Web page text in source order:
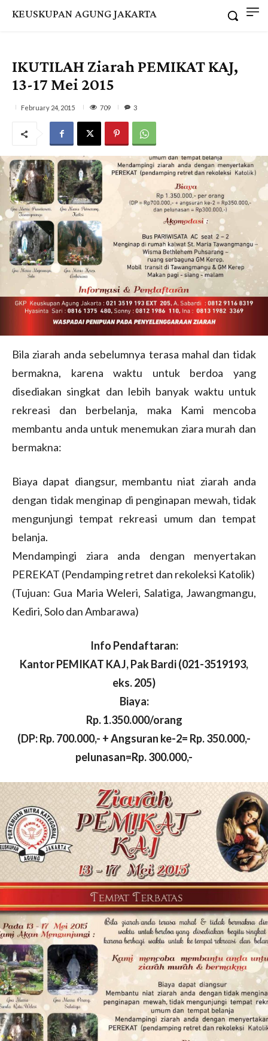
KEUSKUPAN AGUNG JAKARTA
IKUTILAH Ziarah PEMIKAT KAJ,
13-17 Mei 2015
February 24, 2015 709 3
Bila ziarah anda sebelumnya terasa mahal dan tidak
bermakna, karena waktu untuk berdoa yang
disediakan singkat dan lebih banyak waktu untuk
rekreasi dan berbelanja, maka Kami mencoba
membantu anda untuk menemukan ziara murah dan
bermakna:
Biaya dapat diangsur, membantu niat ziarah anda
dengan tidak menginap di penginapan mewah, tidak
mengunjungi tempat rekreasi umum dan tempat
belanja.
Mendampingi ziara anda dengan menyertakan
PEREKAT (Pendamping retret dan rekoleksi Katolik)
(Tujuan: Gua Maria Weleri, Salatiga, Jawangmangu,
Kediri, Solo dan Ambarawa)
Info Pendaftaran:
Kantor PEMIKAT KAJ, Pak Bardi (021-3519193,
eks. 205)
Biaya:
Rp. 1.350.000/orang
(DP: Rp. 700.000,- + Angsuran ke-2= Rp. 350.000,-
pelunasan=Rp. 300.000,-